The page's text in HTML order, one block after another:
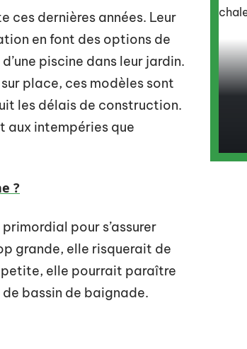
ces dernières années. Leur
en font des options de
piscine dans leur jardin.
place, ces modèles sont
les délais de construction.
aux intempéries que
?
pour s’assurer
grande, elle risquerait de
petite, elle pourrait paraître
bassin de baignade.